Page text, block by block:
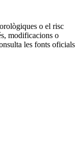
o el risc
modificacions o
les fonts oficials